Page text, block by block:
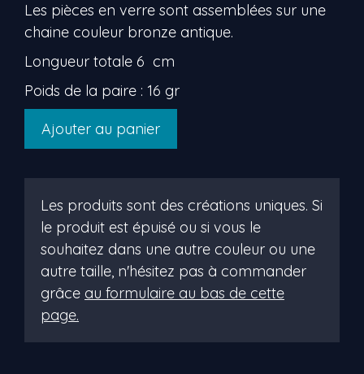
Les pièces en verre sont assemblées sur une
chaine couleur bronze antique.
Longueur totale 6 cm
Poids de la paire : 16 gr
quantité
Ajouter au panier
Les produits sont des créations uniques. Si
le produit est épuisé ou si vous le
souhaitez dans une autre couleur ou une
autre taille, n'hésitez pas à commander
grâce au formulaire au bas de cette
page.